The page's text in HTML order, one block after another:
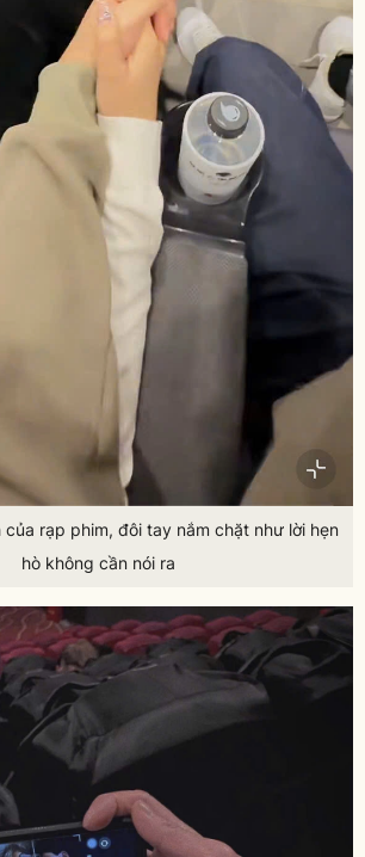
của rạp phim, đôi tay nắm chặt như lời hẹn
hò không cần nói ra